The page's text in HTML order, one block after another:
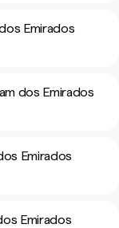
Emirados
dos Emirados
Emirados
Emirados